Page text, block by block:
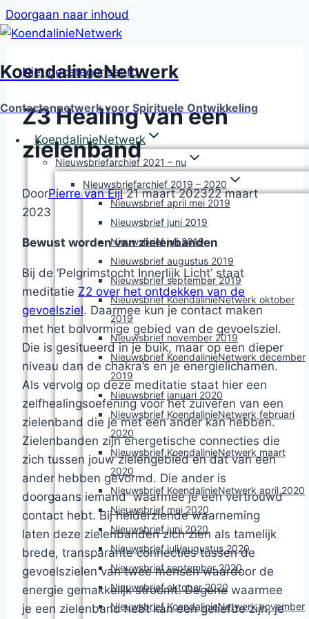
Doorgaan naar inhoud
KoendalinieNetwerk
Contactennetwerk voor Spirituele Ontwikkeling
KoendalinieNetwerk
Nieuwsbriefarchief 2021 – nu
Nieuwsbriefarchief 2019 – 2020
Nieuwsbrief april mei 2019
Nieuwsbrief juni 2019
Nieuwsbrief juli 2019
Nieuwsbrief augustus 2019
Nieuwsbrief september 2019
Nieuwsbrief KoendalinieNetwerk oktober
2019
Nieuwsbrief november 2019
Nieuwsbrief KoendalinieNetwerk december
2019
Nieuwsbrief januari 2020
Nieuwsbrief KoendalinieNetwerk februari
2020
Nieuwsbrief KoendalinieNetwerk maart
2020
Nieuwsbrief KoendalinieNetwerk april 2020
Nieuwsbrief mei 2020
Nieuwsbrief juni 2020
Nieuwsbrief juli/augustus 2020
Nieuwsbrief september 2020
Nieuwsbrief oktober 2020
Nieuwsbrief KoendalinieNetwerk november
Niet gecategoriseerd
Z3 Healing van een
zielenband
DoorPierre van Eijl 21 maart 202322 maart
2023
Bewust worden van zielenbanden
Bij de ‘Pelgrimstocht Innerlijk Licht’ staat
meditatie Z2 over het ontdekken van de
gevoelsziel. Daarmee kun je contact maken
met het bolvormige gebied van de gevoelsziel.
Die is gesitueerd in je buik, maar op een dieper
niveau dan de chakra’s en je energielichamen.
Als vervolg op deze meditatie staat hier een
zelfhealingsoefening voor het zuiveren van een
zielenband die je met een ander kan hebben.
Zielenbanden zijn energetische connecties die
zich tussen jouw zielengebied en dat van een
ander hebben gevormd. Die ander is
doorgaans iemand waarmee je een vertrouwd
contact hebt. Bij helderziende waarneming
laten deze zielenbanden zich zien als tamelijk
brede, transparante connecties tussen de
gevoelszielen van twee mensen waardoor de
energie gemakkelijk stroomt. Degene waarmee
je een zielenband hebt kan een geliefde zijn, je